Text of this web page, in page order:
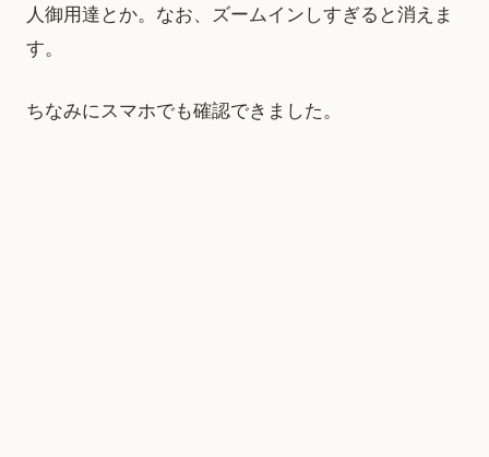
人御用達とか。なお、ズームインしすぎると消えま
す。
ちなみにスマホでも確認できました。